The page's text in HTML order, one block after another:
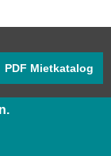
PDF Mietkatalog
.